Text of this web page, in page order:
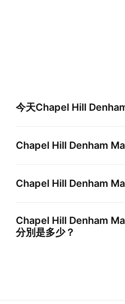
今天Chapel Hill
Chapel Hill Denham
Chapel Hill Denham
Chapel Hill Denham
分別是多少？